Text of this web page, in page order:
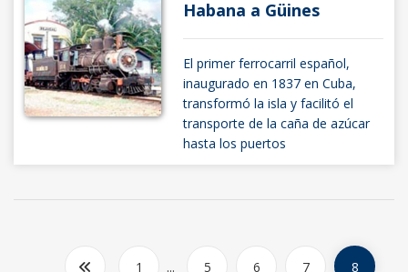
Habana a Güines
El primer ferrocarril español,
inaugurado en 1837 en Cuba,
transformó la isla y facilitó el
transporte de la caña de azúcar
hasta los puertos
1 ... 5 6 7 8